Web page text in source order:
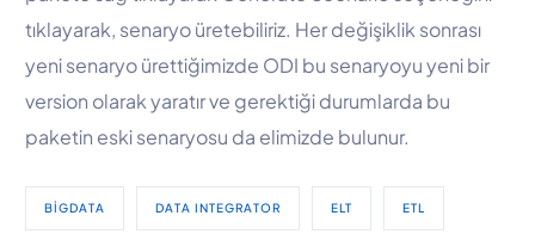
tıklayarak, senaryo üretebiliriz. Her değişiklik sonrası
yeni senaryo ürettiğimizde ODI bu senaryoyu yeni bir
version olarak yaratır ve gerektiği durumlarda bu
paketin eski senaryosu da elimizde bulunur.
BIGDATA DATA INTEGRATOR ELT ETL